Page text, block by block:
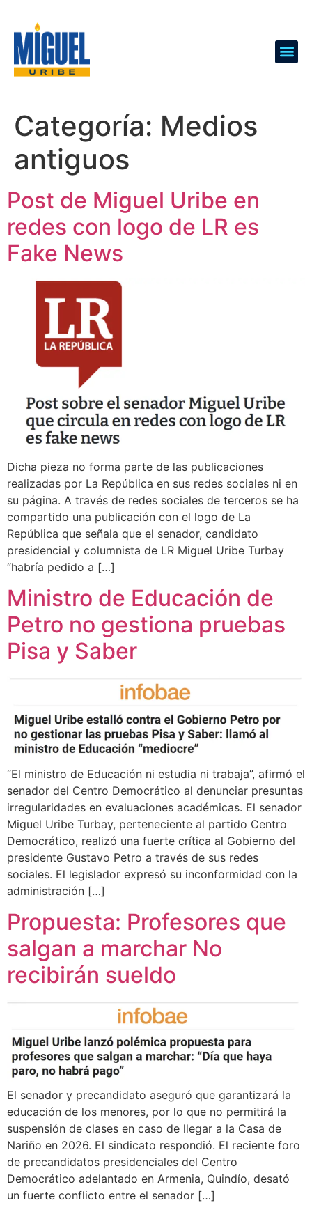
Categoría: Medios
antiguos
Post de Miguel Uribe en
redes con logo de LR es
Fake News
Dicha pieza no forma parte de las publicaciones
realizadas por La República en sus redes sociales ni en
su página. A través de redes sociales de terceros se ha
compartido una publicación con el logo de La
República que señala que el senador, candidato
presidencial y columnista de LR Miguel Uribe Turbay
“habría pedido a […]
Ministro de Educación de
Petro no gestiona pruebas
Pisa y Saber
“El ministro de Educación ni estudia ni trabaja”, afirmó el
senador del Centro Democrático al denunciar presuntas
irregularidades en evaluaciones académicas. El senador
Miguel Uribe Turbay, perteneciente al partido Centro
Democrático, realizó una fuerte crítica al Gobierno del
presidente Gustavo Petro a través de sus redes
sociales. El legislador expresó su inconformidad con la
administración […]
Propuesta: Profesores que
salgan a marchar No
recibirán sueldo
El senador y precandidato aseguró que garantizará la
educación de los menores, por lo que no permitirá la
suspensión de clases en caso de llegar a la Casa de
Nariño en 2026. El sindicato respondió. El reciente foro
de precandidatos presidenciales del Centro
Democrático adelantado en Armenia, Quindío, desató
un fuerte conflicto entre el senador […]